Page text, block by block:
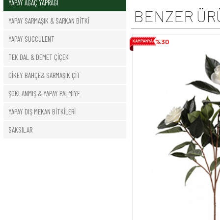
YAPAY AĞAÇ YAPRAĞI
YAPAY SARMAŞIK & SARKAN BİTKİ
YAPAY SUCCULENT
TEK DAL & DEMET ÇİÇEK
DİKEY BAHÇE& SARMAŞIK ÇİT
ŞOKLANMIŞ & YAPAY PALMİYE
YAPAY DIŞ MEKAN BİTKİLERİ
SAKSILAR
BENZER
%30